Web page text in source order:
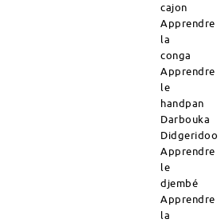
cajon
Apprendre
la
conga
Apprendre
le
handpan
Darbouka
Didgeridoo
Apprendre
le
djembé
Apprendre
la